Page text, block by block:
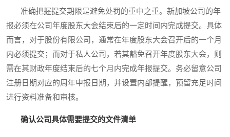
准确把握提交期限是避免处罚的重中之重。新加坡公司的年
报必须在公司年度股东大会结束后的一定时间内完成提交。具体
而言，对于股份有限公司，通常在年度股东大会召开后的一个月
内必须提交；而对于私人公司，若其豁免召开年度股东大会，则
需在其财政年度结束后的七个月内完成年报提交。务必留意公司
注册日期对应的周年申报日期，并设置内部提醒，预留充足时间
进行资料准备和审核。
确认公司具体需要提交的文件清单